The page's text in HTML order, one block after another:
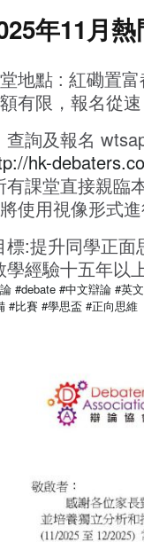
年11月
堂地點 : 紅磡置
有限，報名從
查詢及報名
hk-
有課堂直接親臨
使用視像形式
標:提升同學正
學經驗十五年以
#debate #中文辯論 #英
#比賽 #學思盃 #正向思維